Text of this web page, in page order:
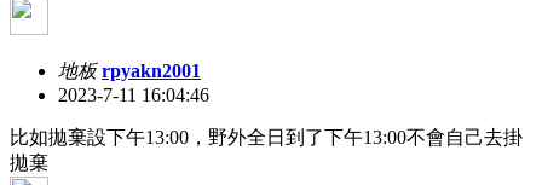
地板 rpyakn2001
2023-7-11 16:04:46
比如拋棄設下午13:00，野外全日到了下午13:00不會自己去掛
拋棄